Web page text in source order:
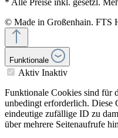
© Made in Großenhain. FTS
Funktionale
Aktiv Inaktiv
Funktionale Cookies sind für
unbedingt erforderlich. Diese
eindeutige zufällige ID zu
über mehrere Seitenaufrufe